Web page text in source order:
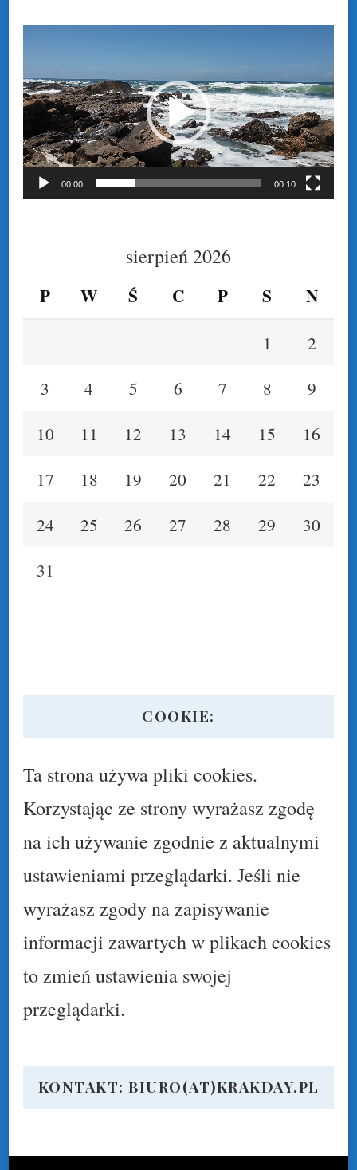
video
00:00 00:10
sierpień 2026
P W Ś C P S N
1
2
3
4 5 6 7 8
9
10
11 12 13 14 15
16
17
18 19 20 21 22
23
24
25 26 27 28 29
30
31
COOKIE:
Ta strona używa pliki cookies.
Korzystając ze strony wyrażasz zgodę
na ich używanie zgodnie z aktualnymi
ustawieniami przeglądarki. Jeśli nie
wyrażasz zgody na zapisywanie
informacji zawartych w plikach cookies
to zmień ustawienia swojej
przeglądarki.
KONTAKT: BIURO(AT)KRAKDAY.PL